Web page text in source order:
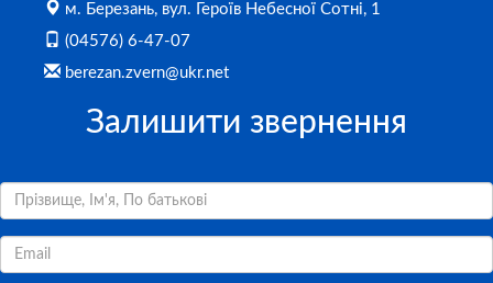
м. Березань, вул. Героїв Небесної Сотні, 1
(04576) 6-47-07
berezan.zvern@ukr.net
Залишити звернення